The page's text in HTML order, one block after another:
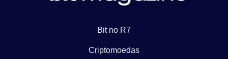
Bit no R7
Criptomoedas